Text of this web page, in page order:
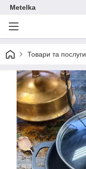
Metelka
Товари та послуги